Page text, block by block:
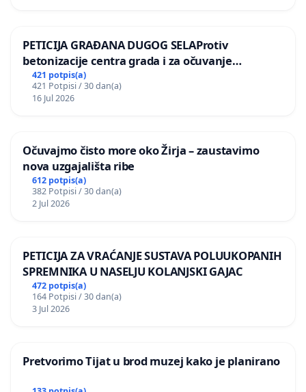
PETICIJA GRAĐANA DUGOG SELAProtiv
betonizacije centra grada i za očuvanje
postojećih zelenih površina i odraslih stabala pri
donošenju izmjena urbanističkog plana
421 potpis(a)
421 Potpisi / 30 dan(a)
16 Jul 2026
Očuvajmo čisto more oko Žirja – zaustavimo
nova uzgajališta ribe
612 potpis(a)
382 Potpisi / 30 dan(a)
2 Jul 2026
PETICIJA ZA VRAĆANJE SUSTAVA POLUUKOPANIH
SPREMNIKA U NASELJU KOLANJSKI GAJAC
472 potpis(a)
164 Potpisi / 30 dan(a)
3 Jul 2026
Pretvorimo Tijat u brod muzej kako je planirano